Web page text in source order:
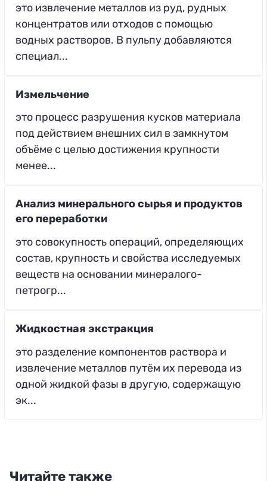
это извлечение металлов из руд, рудных
концентратов или отходов с помощью
водных растворов. В пульпу добавляются
специал...
Измельчение
это процесс разрушения кусков материала
под действием внешних сил в замкнутом
объёме с целью достижения крупности
менее...
Анализ минерального сырья и продуктов
его переработки
это совокупность операций, определяющих
состав, крупность и свойства исследуемых
веществ на основании минералого-
петрогр...
Жидкостная экстракция
это разделение компонентов раствора и
извлечение металлов путём их перевода из
одной жидкой фазы в другую, содержащую
эк...
Читайте также